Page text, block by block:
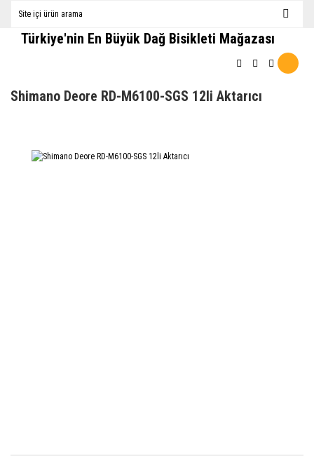
Türkiye'nin En Büyük Dağ Bisikleti Mağazası
Shimano Deore RD-M6100-SGS 12li Aktarıcı